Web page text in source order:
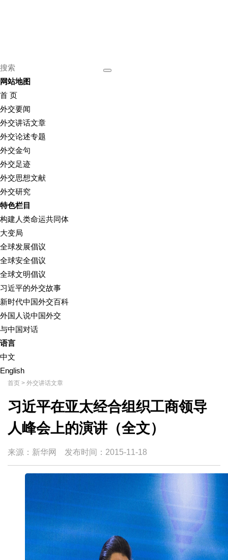
网站地图
首 页
外交要闻
外交讲话文章
外交论述专题
外交金句
外交足迹
外交思想文献
外交研究
特色栏目
构建人类命运共同体
大变局
全球发展倡议
全球安全倡议
全球文明倡议
习近平的外交故事
新时代中国外交百科
外国人说中国外交
与中国对话
语言
中文
English
首页 > 外交讲话文章
习近平在亚太经合组织工商领导
人峰会上的演讲（全文）
来源：新华网 发布时间： 2015-11-18